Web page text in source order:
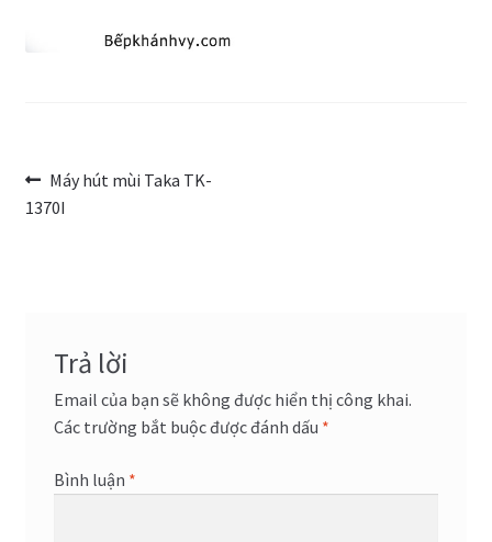
Điều
hướng
Bài
trước:
Máy hút mùi Taka TK-
1370I
Trả lời
Email của bạn sẽ không được hiển thị công khai.
Các trường bắt buộc được đánh dấu *
Bình luận *